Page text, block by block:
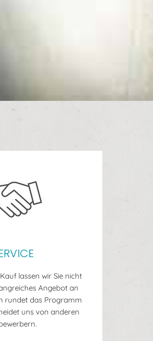
lassen wir Sie nicht
Angebot an
rundet das Programm
uns von anderen